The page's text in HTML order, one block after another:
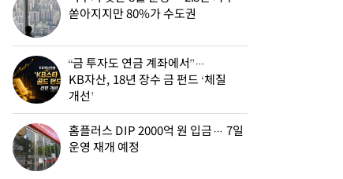
쏟아지지만 80%가 수도권
“금 투자도 연금 계좌에서”…
KB자산, 18년 장수 금 펀드 ‘체질
개선’
홈플러스 DIP 2000억 원 입금… 7일
운영 재개 예정